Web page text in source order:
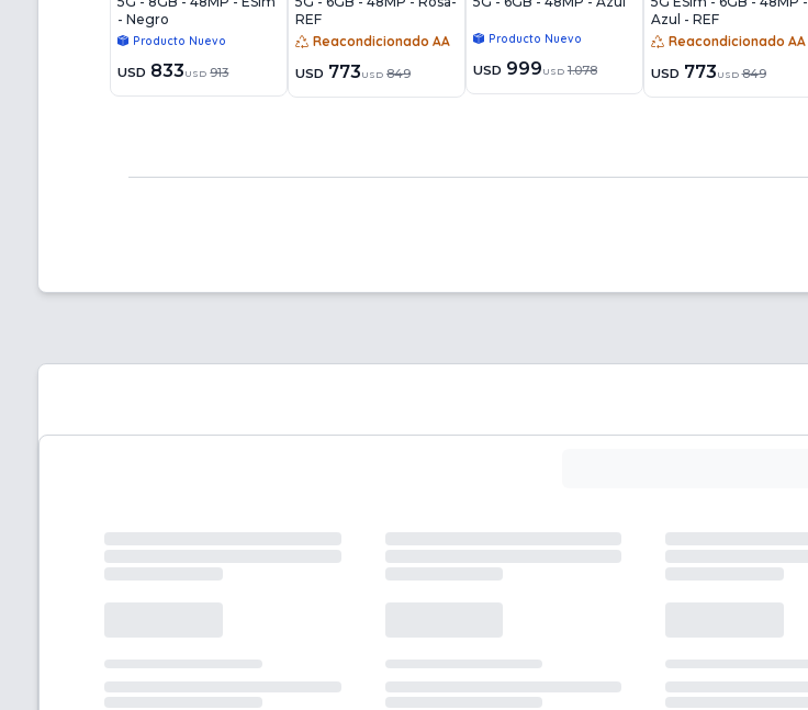
- Negro
Producto Nuevo
USD 833 USD 913
REF
Reacondicionado AA
USD 773 USD 849
Producto Nuevo
USD 999 USD 1.078
Azul - REF
Reacondicionado AA
USD 773 USD 849